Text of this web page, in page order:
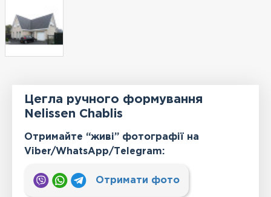
Цегла ручного формування
Nelissen Chablis
Отримайте “живі” фотографії на
Viber/WhatsApp/Тelegram:
Отримати фото